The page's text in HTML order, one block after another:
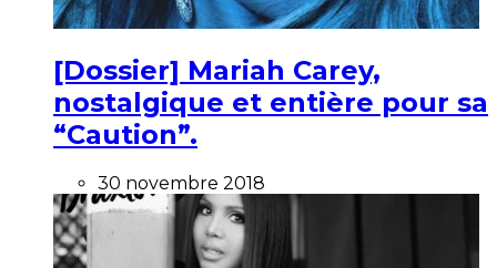
[Dossier] Mariah Carey,
nostalgique et entière pour sa
“Caution”.
30 novembre 2018